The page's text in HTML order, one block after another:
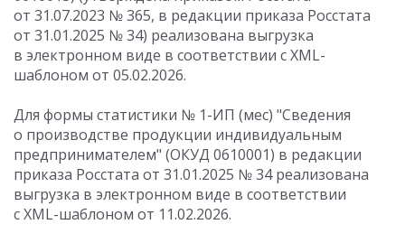
от 31.07.2023 № 365, в редакции приказа Росстата
от 31.01.2025 № 34) реализована выгрузка
в электронном виде в соответствии с XML-
шаблоном от 05.02.2026.
Для формы статистики № 1-ИП (мес) "Сведения
о производстве продукции индивидуальным
предпринимателем" (ОКУД 0610001) в редакции
приказа Росстата от 31.01.2025 № 34 реализована
выгрузка в электронном виде в соответствии
с XML-шаблоном от 11.02.2026.